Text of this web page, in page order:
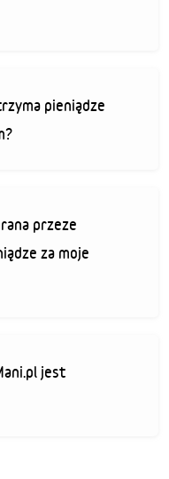
pieniądze
przeze
za moje
jest